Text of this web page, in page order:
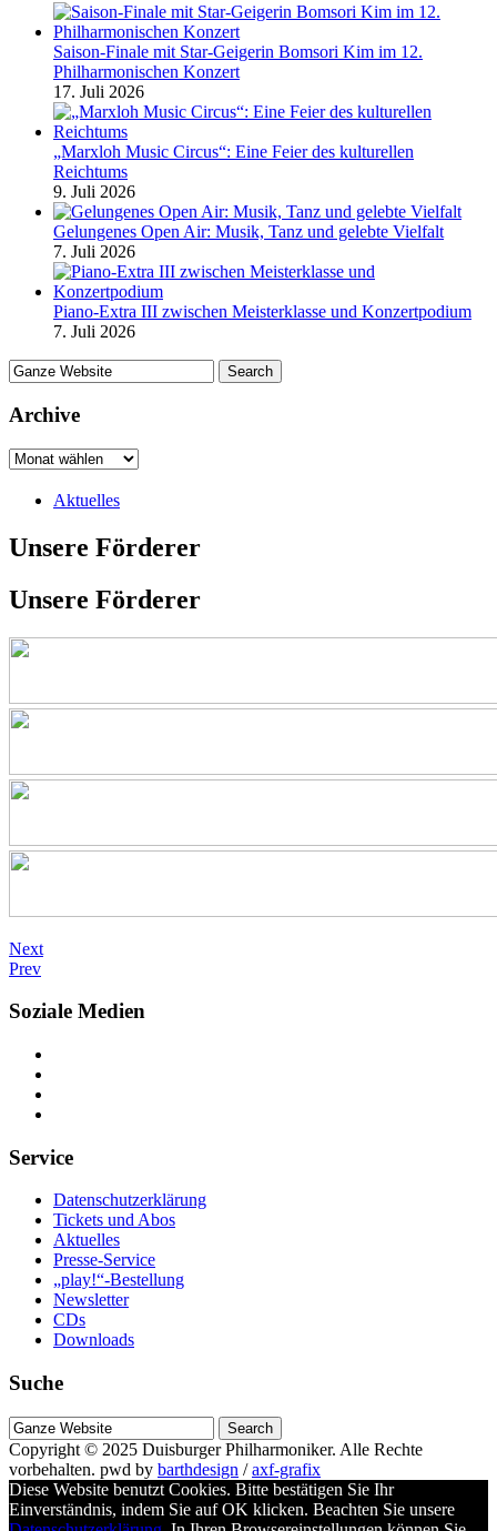
Saison-Finale mit Star-Geigerin Bomsori Kim im 12.
Philharmonischen Konzert
17. Juli 2026
„Marxloh Music Circus“: Eine Feier des kulturellen
Reichtums
9. Juli 2026
Gelungenes Open Air: Musik, Tanz und gelebte Vielfalt
7. Juli 2026
Piano-Extra III zwischen Meisterklasse und Konzertpodium
7. Juli 2026
Archive
Aktuelles
Unsere Förderer
Unsere Förderer
Next
Prev
Soziale Medien
Service
Datenschutzerklärung
Tickets und Abos
Aktuelles
Presse-Service
„play!“-Bestellung
Newsletter
CDs
Downloads
Suche
Suche
nach
Copyright © 2025 Duisburger Philharmoniker. Alle Rechte
vorbehalten. pwd by barthdesign /axf-grafix
Diese Website benutzt Cookies. Bitte bestätigen Sie Ihr
Einverständnis, indem Sie auf OK klicken. Beachten Sie unsere